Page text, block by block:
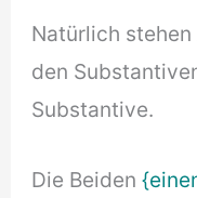
Natürlich
den
Substantive.
Die Beiden